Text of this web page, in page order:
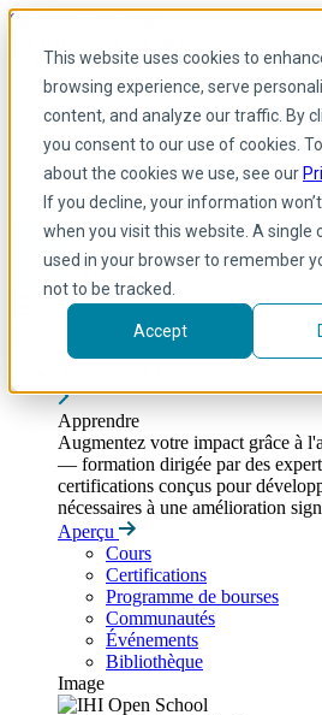
This website uses cookies to
browsing experience, serve
content, and analyze our traffic. By
you consent to our use of cookies.
about the cookies we use, see our
If you decline, your information
when you visit this website. A single
used in your browser to remember
not to be tracked.
Accept
Skip to main content
French
Arabic
Anglais
Français
Portuguese
Spanish
Apprendre
Augmentez votre impact grâce à
— formation dirigée par des
certifications conçus pour
nécessaires à une amélioration
Aperçu
Cours
Certifications
Programme de bourses
Communautés
Événements
Bibliothèque
Image